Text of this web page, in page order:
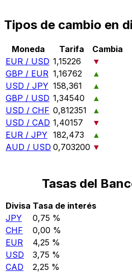
Tipos de cambio en
Moneda Tarifa
Cambia
EUR / USD 1,15226
▼
GBP / EUR 1,16762
▲
USD / JPY 158,361
▲
GBP / USD 1,34540
▲
USD / CHF 0,812351
▲
USD / CAD 1,40157
▼
EUR / JPY 182,473
▲
AUD / USD 0,703200 ▼
Tasas del
Divisa Tasa de interés
JPY
0,75 %
CHF
0,00 %
EUR
4,25 %
USD
3,75 %
CAD
2,25 %